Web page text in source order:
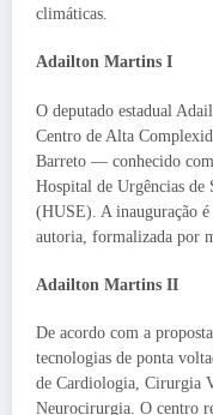
climáticas.
Adailton Martins I
O deputado estadual
Centro de Alta
Barreto — conhecido
Hospital de Urgências de
(HUSE). A inauguração é
autoria, formalizada por
Adailton Martins II
De acordo com a
tecnologias de ponta
de Cardiologia, Cirurgia
Neurocirurgia. O centro